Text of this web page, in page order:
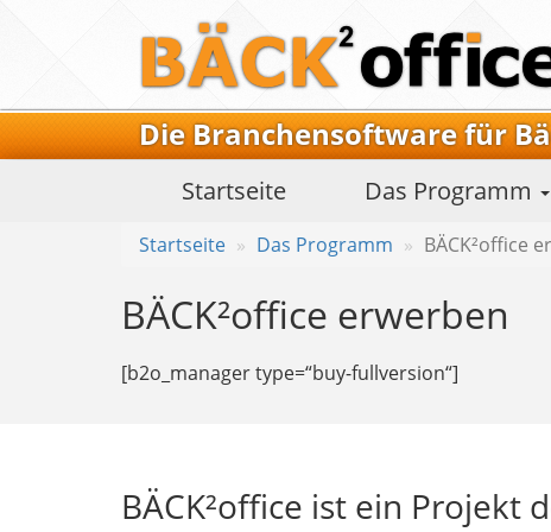
Die Branchensoftware für
Startseite Das Programm
Startseite Das Programm BÄCK²office
BÄCK²office erwerben
[b2o_manager type=“buy-fullversion“]
BÄCK²office ist ein Projekt